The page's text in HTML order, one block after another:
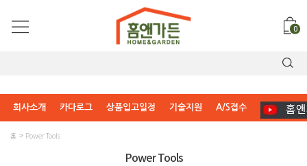
0
회사소개 카다로그 상품입고일정 기술지원 A/S접수
홈 Power Tools
Power Tools